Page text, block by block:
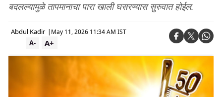
बदलल्यामुळे तापमानाचा पारा खाली घसरण्यास सुरुवात होईल.
Abdul Kadir | May 11, 2026 11:34 AM IST
A+
A-